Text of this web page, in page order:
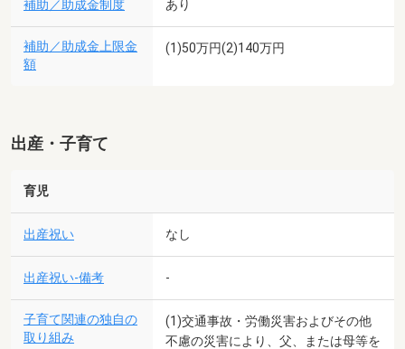
補助／助成金制度 あり
補助／助成金上限金
額
(1)50万円(2)140万円
出産・子育て
育児
出産祝い なし
出産祝い-備考 -
子育て関連の独自の
取り組み
(1)交通事故・労働災害およびその他
不慮の災害により、父、または母等を